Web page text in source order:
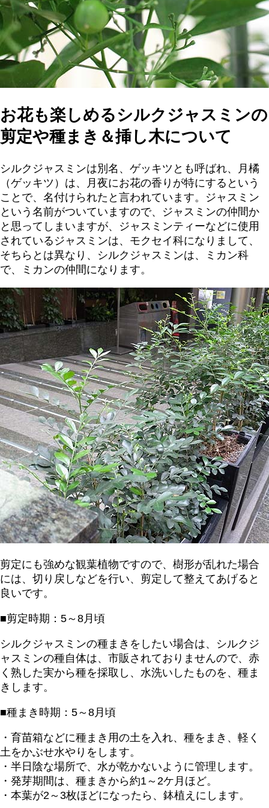
お花も楽しめるシルクジャスミンの
剪定や種まき＆挿し木について
シルクジャスミンは別名、ゲッキツとも呼ばれ、月橘
（ゲッキツ）は、月夜にお花の香りが特にするという
ことで、名付けられたと言われています。ジャスミン
という名前がついていますので、ジャスミンの仲間か
と思ってしまいますが、ジャスミンティーなどに使用
されているジャスミンは、モクセイ科になりまして、
そちらとは異なり、シルクジャスミンは、ミカン科
で、ミカンの仲間になります。
剪定にも強めな観葉植物ですので、樹形が乱れた場合
には、切り戻しなどを行い、剪定して整えてあげると
良いです。
■剪定時期：5～8月頃
シルクジャスミンの種まきをしたい場合は、シルクジ
ャスミンの種自体は、市販されておりませんので、赤
く熟した実から種を採取し、水洗いしたものを、種ま
きします。
■種まき時期：5～8月頃
・育苗箱などに種まき用の土を入れ、種をまき、軽く
土をかぶせ水やりをします。
・半日陰な場所で、水が乾かないように管理します。
・発芽期間は、種まきから約1～2ケ月ほど。
・本葉が2～3枚ほどになったら、鉢植えにします。